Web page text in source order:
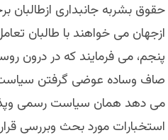
حقوق بشربه جانبداری ازطالبان
ازجهان می خواهند با طالبان
پنجم، می فرمایند که در درون
صاف وساده عوضی گرفتن سیاست
می دهد همان سیاست رسمی
استخبارات مورد بحث وبررسی